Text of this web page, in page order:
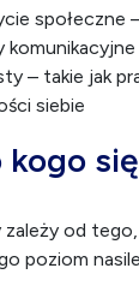
społeczne
komunikacyjne
– takie jak
siebie
od
poziom